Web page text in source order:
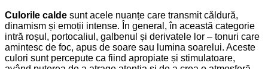
Culorile calde sunt acele nuanțe care transmit căldură,
dinamism și emoții intense. În general, în această categorie
intră roșul, portocaliul, galbenul și derivatele lor – tonuri care
amintesc de foc, apus de soare sau lumina soarelui. Aceste
culori sunt percepute ca fiind apropiate și stimulatoare,